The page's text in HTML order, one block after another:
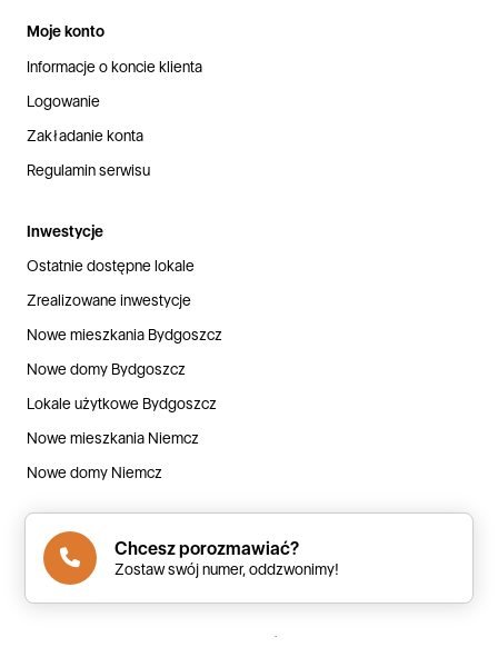
Chcesz porozmawiać?
Zostaw swój numer, oddzwonimy!
Moje konto
Informacje o koncie klienta
Logowanie
Zakładanie konta
Regulamin serwisu
Inwestycje
Ostatnie dostępne lokale
Zrealizowane inwestycje
Nowe mieszkania Bydgoszcz
Nowe domy Bydgoszcz
Lokale użytkowe Bydgoszcz
Nowe mieszkania Niemcz
Nowe domy Niemcz
© Copyright 2000-2026 byBudstol Invest Sp. z o.o.
Polityka prywatności